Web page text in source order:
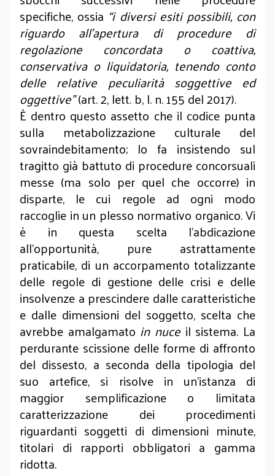
specifiche, ossia “i diversi esiti possibili, con
riguardo all'apertura di procedure di
regolazione concordata o coattiva,
conservativa o liquidatoria, tenendo conto
delle relative peculiarità soggettive ed
oggettive”(art. 2, lett. b, l. n. 155 del 2017).
È dentro questo assetto che il codice punta
sulla metabolizzazione culturale del
sovraindebitamento; lo fa insistendo sul
tragitto già battuto di procedure concorsuali
messe (ma solo per quel che occorre) in
disparte, le cui regole ad ogni modo
raccoglie in un plesso normativo organico. Vi
è in questa scelta l’abdicazione
all’opportunità, pure astrattamente
praticabile, di un accorpamento totalizzante
delle regole di gestione delle crisi e delle
insolvenze a prescindere dalle caratteristiche
e dalle dimensioni del soggetto, scelta che
avrebbe amalgamato in nuce il sistema. La
perdurante scissione delle forme di affronto
del dissesto, a seconda della tipologia del
suo artefice, si risolve in un’istanza di
maggior semplificazione o limitata
caratterizzazione dei procedimenti
riguardanti soggetti di dimensioni minute,
titolari di rapporti obbligatori a gamma
ridotta.